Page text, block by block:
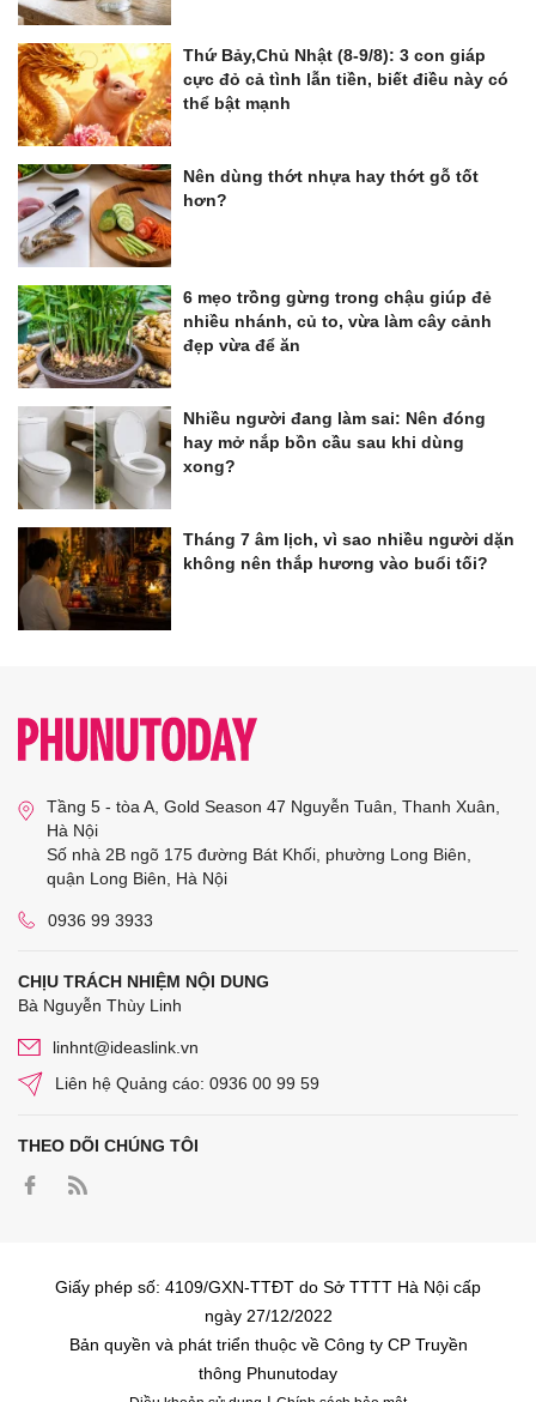
Thứ Bảy,Chủ Nhật (8-9/8): 3 con giáp
cực đỏ cả tình lẫn tiền, biết điều này có
thể bật mạnh
Nên dùng thớt nhựa hay thớt gỗ tốt
hơn?
6 mẹo trồng gừng trong chậu giúp đẻ
nhiều nhánh, củ to, vừa làm cây cảnh
đẹp vừa để ăn
Nhiều người đang làm sai: Nên đóng
hay mở nắp bồn cầu sau khi dùng
xong?
Tháng 7 âm lịch, vì sao nhiều người dặn
không nên thắp hương vào buổi tối?
Tầng 5 - tòa A, Gold Season 47 Nguyễn Tuân, Thanh Xuân,
Hà Nội
Số nhà 2B ngõ 175 đường Bát Khối, phường Long Biên,
quận Long Biên, Hà Nội
0936 99 3933
CHỊU TRÁCH NHIỆM NỘI DUNG
Bà Nguyễn Thùy Linh
linhnt@ideaslink.vn
Liên hệ Quảng cáo: 0936 00 99 59
THEO DÕI CHÚNG TÔI
Giấy phép số: 4109/GXN-TTĐT do Sở TTTT Hà Nội cấp
ngày 27/12/2022
Bản quyền và phát triển thuộc về Công ty CP Truyền
thông Phunutoday